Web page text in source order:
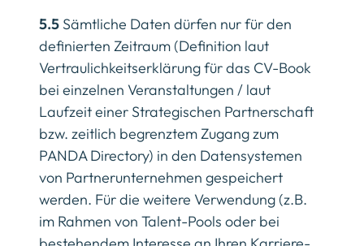
5.5 Sämtliche Daten dürfen nur für den
definierten Zeitraum (Definition laut
Vertraulichkeitserklärung für das CV-Book
bei einzelnen Veranstaltungen / laut
Laufzeit einer Strategischen Partnerschaft
bzw. zeitlich begrenztem Zugang zum
PANDA Directory) in den Datensystemen
von Partnerunternehmen gespeichert
werden. Für die weitere Verwendung (z.B.
im Rahmen von Talent-Pools oder bei